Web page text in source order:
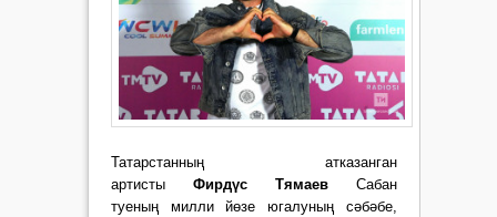
Татарстанның атказанган
артистыФирдүс ТямаевСабан
туеның милли йөзе югалуның сәбәбе,